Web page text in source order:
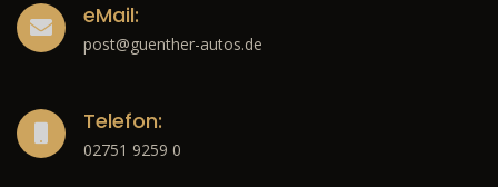
eMail:
post@guenther-autos.de
Telefon:
02751 9259 0